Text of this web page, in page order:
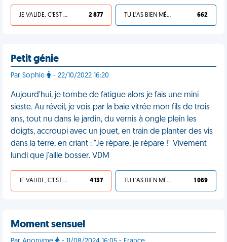
JE VALIDE, C'EST UNE VDM 2 877 TU L'AS BIEN MÉRITÉ 662
Petit génie
Par Sophie - 22/10/2022 16:20
Aujourd'hui, je tombe de fatigue alors je fais une mini
sieste. Au réveil, je vois par la baie vitrée mon fils de trois
ans, tout nu dans le jardin, du vernis à ongle plein les
doigts, accroupi avec un jouet, en train de planter des vis
dans la terre, en criant : "Je répare, je répare !" Vivement
lundi que j'aille bosser. VDM
JE VALIDE, C'EST UNE VDM 4 137 TU L'AS BIEN MÉRITÉ 1 069
Moment sensuel